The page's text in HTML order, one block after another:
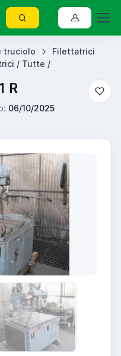
truciolo
Filettatrici
/ Tutte /
R
06/10/2025